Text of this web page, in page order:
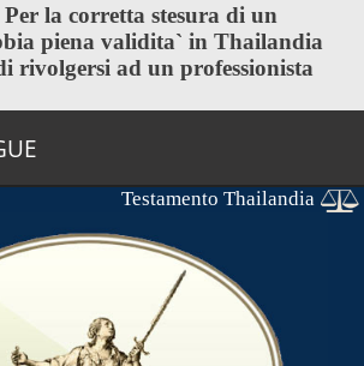
Per la corretta stesura di un
piena validita` in Thailandia
rivolgersi ad un professionista
Testamento Thailandia